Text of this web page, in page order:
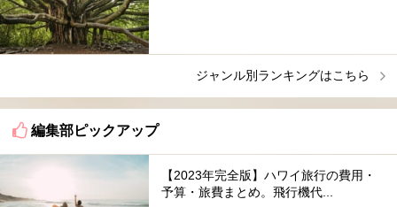
ジャンル別ランキングはこちら
編集部ピックアップ
【2023年完全版】ハワイ旅行の費用・
予算・旅費まとめ。飛行機代...